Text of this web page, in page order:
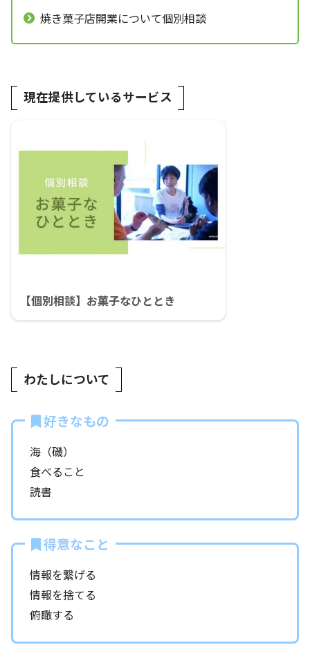
焼き菓子店開業について個別相談
現在提供しているサービス
【個別相談】お菓子なひととき
わたしについて
好きなもの
海（磯）
食べること
読書
得意なこと
情報を繋げる
情報を捨てる
俯瞰する